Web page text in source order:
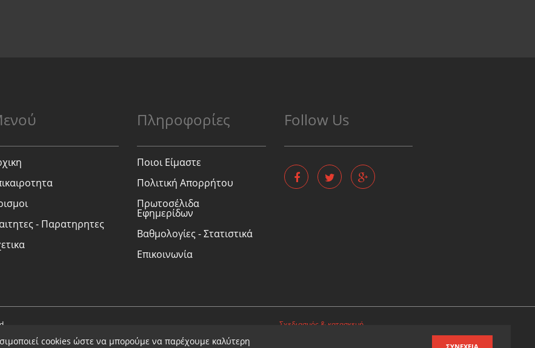
- Παρατηρητες
Πληροφορίες
Ποιοι Είμαστε
Πολιτική Απορρήτου
Πρωτοσέλιδα
Εφημερίδων
Βαθμολογίες - Στατιστικά
Επικοινωνία
Follow Us
Σχεδιασμός & κατασκευή
cookies ώστε να μπορούμε να παρέχουμε καλύτερη